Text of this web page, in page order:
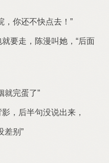
还 快点去！
要走 陈漫叫
后面
就完蛋
影 后半句没说出
差别